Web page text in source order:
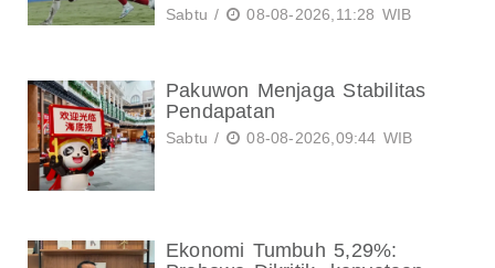
Sabtu / 08-08-2026,11:28 WIB
Pakuwon Menjaga Stabilitas
Pendapatan
Sabtu / 08-08-2026,09:44 WIB
Ekonomi Tumbuh 5,29%: